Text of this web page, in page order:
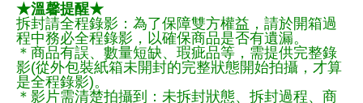
★溫馨提醒★
拆封請全程錄影：為了保障雙方權益，請於開箱過
程中務必全程錄影，以確保商品是否有遺漏。
＊商品有誤、數量短缺、瑕疵品等，需提供完整錄
影(從外包裝紙箱未開封的完整狀態開始拍攝，才算
是全程錄影)。
＊影片需清楚拍攝到：未拆封狀態、拆封過程、商